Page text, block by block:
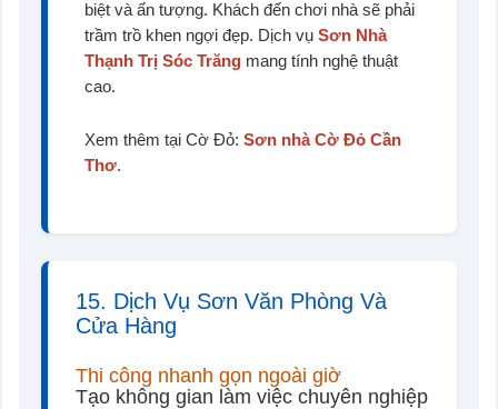
biệt và ấn tượng. Khách đến chơi nhà sẽ phải
trầm trồ khen ngợi đẹp. Dịch vụ Sơn Nhà
Thạnh Trị Sóc Trăng mang tính nghệ thuật
cao.
Xem thêm tại Cờ Đỏ: Sơn nhà Cờ Đỏ Cần
Thơ.
15. Dịch Vụ Sơn Văn Phòng Và
Cửa Hàng
Thi công nhanh gọn ngoài giờ
Tạo không gian làm việc chuyên nghiệp